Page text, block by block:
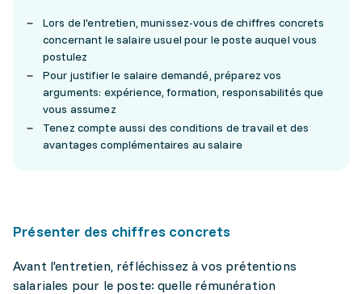
Lors de l'entretien, munissez-vous de chiffres concrets
concernant le salaire usuel pour le poste auquel vous
postulez
Pour justifier le salaire demandé, préparez vos
arguments: expérience, formation, responsabilités que
vous assumez
Tenez compte aussi des conditions de travail et des
avantages complémentaires au salaire
Présenter des chiffres concrets
Avant l'entretien, réfléchissez à vos prétentions
salariales pour le poste: quelle rémunération